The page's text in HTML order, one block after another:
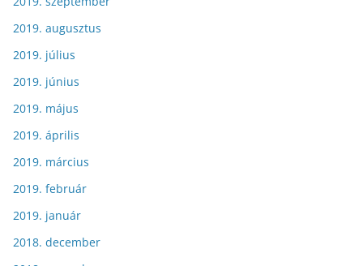
2019. augusztus
2019. július
2019. június
2019. május
2019. április
2019. március
2019. február
2019. január
2018. december